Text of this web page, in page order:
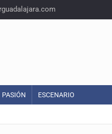
PASIÓN ESCENARIO